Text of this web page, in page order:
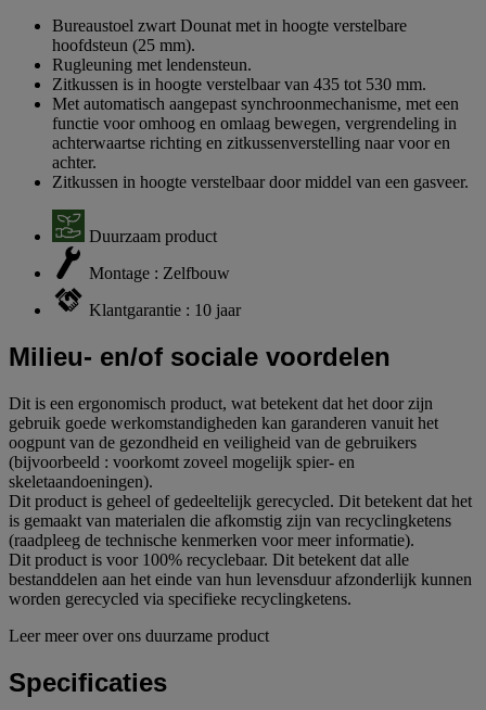
Bureaustoel zwart Dounat met in hoogte verstelbare
hoofdsteun (25 mm).
Rugleuning met lendensteun.
Zitkussen is in hoogte verstelbaar van 435 tot 530 mm.
Met automatisch aangepast synchroonmechanisme, met een
functie voor omhoog en omlaag bewegen, vergrendeling in
achterwaartse richting en zitkussenverstelling naar voor en
achter.
Zitkussen in hoogte verstelbaar door middel van een gasveer.
Duurzaam product
Montage : Zelfbouw
Klantgarantie : 10 jaar
Milieu- en/of sociale voordelen
Dit is een ergonomisch product, wat betekent dat het door zijn
gebruik goede werkomstandigheden kan garanderen vanuit het
oogpunt van de gezondheid en veiligheid van de gebruikers
(bijvoorbeeld : voorkomt zoveel mogelijk spier- en
skeletaandoeningen).
Dit product is geheel of gedeeltelijk gerecycled. Dit betekent dat het
is gemaakt van materialen die afkomstig zijn van recyclingketens
(raadpleeg de technische kenmerken voor meer informatie).
Dit product is voor 100% recyclebaar. Dit betekent dat alle
bestanddelen aan het einde van hun levensduur afzonderlijk kunnen
worden gerecycled via specifieke recyclingketens.
Leer meer over ons duurzame product
Specificaties